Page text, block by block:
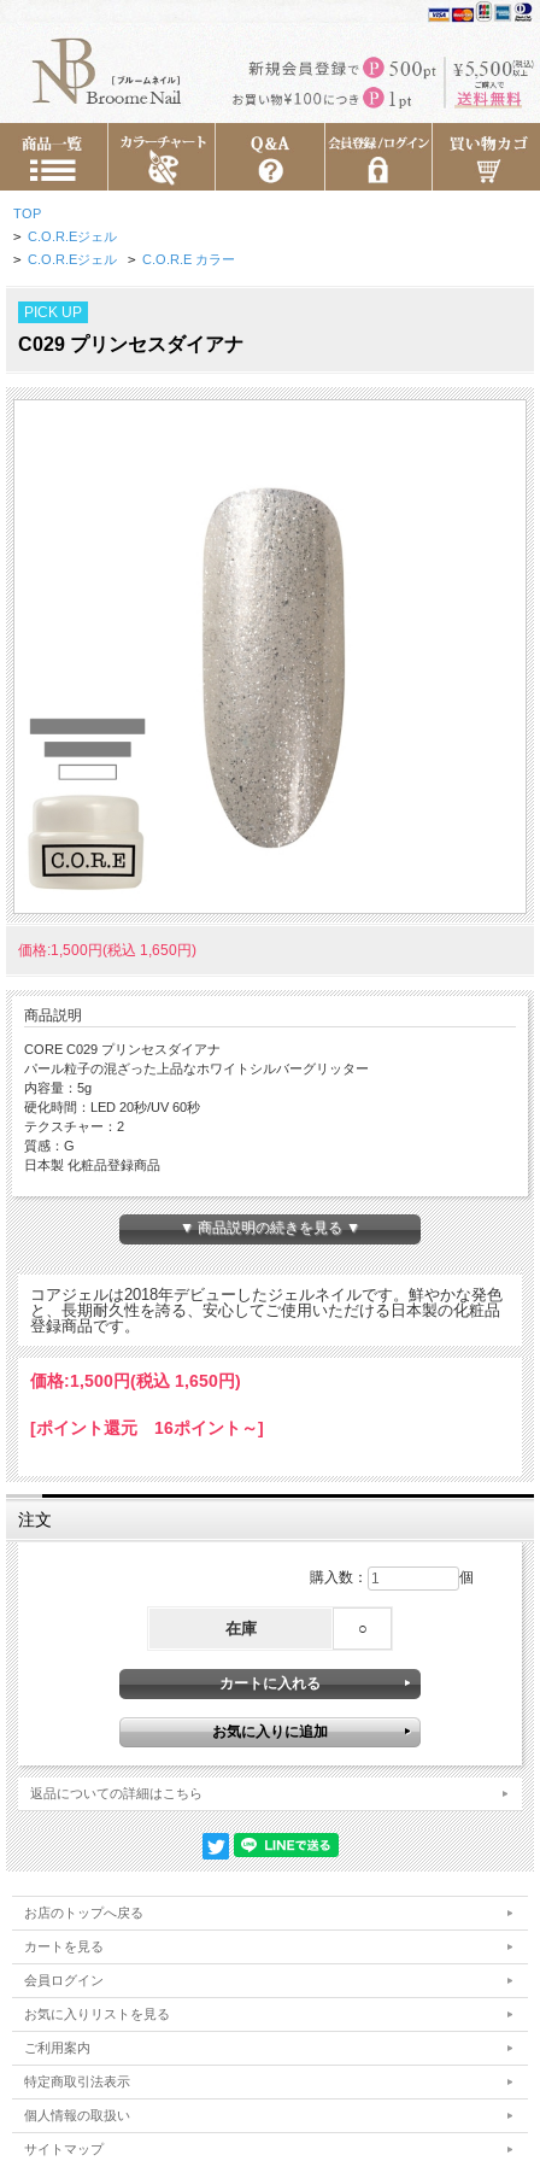
TOP
> C.O.R.Eジェル
> C.O.R.Eジェル > C.O.R.E カラー
PICK UP
C029 プリンセスダイアナ
価格:1,500円(税込 1,650円)
商品説明
CORE C029 プリンセスダイアナ
パール粒子の混ざった上品なホワイトシルバーグリッター
内容量：5g
硬化時間：LED 20秒/UV 60秒
テクスチャー：2
質感：G
日本製 化粧品登録商品
▼ 商品説明の続きを見る ▼
コアジェルは2018年デビューしたジェルネイルです。鮮やかな発色
と、長期耐久性を誇る、安心してご使用いただける日本製の化粧品
登録商品です。
価格:1,500円(税込 1,650円)
[ポイント還元 16ポイント～]
注文
購入数： 個
在庫 ○
返品についての詳細はこちら
お店のトップへ戻る
カートを見る
会員ログイン
お気に入りリストを見る
ご利用案内
特定商取引法表示
個人情報の取扱い
サイトマップ